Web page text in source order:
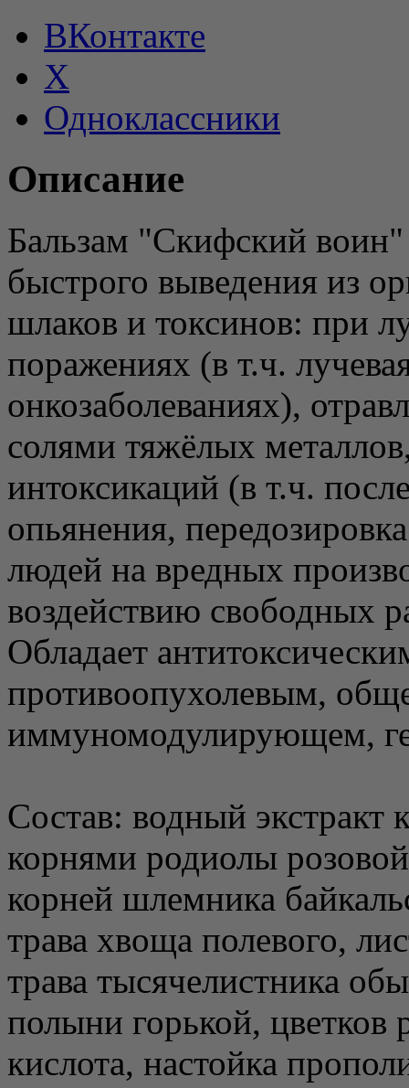
ВКонтакте
X
Одноклассники
Описание
Бальзам "Скифский
быстрого выведения из
шлаков и токсинов: при
поражениях (в т.ч.
онкозаболеваниях),
солями тяжёлых
интоксикаций (в т.ч.
опьянения,
людей на вредных
воздействию свободных
Обладает
противоопухолевым,
иммуномодулирующем,
Состав: водный экстракт
корнями родиолы
корней шлемника
трава хвоща полевого,
трава тысячелистника
полыни горькой,
кислота, настойка